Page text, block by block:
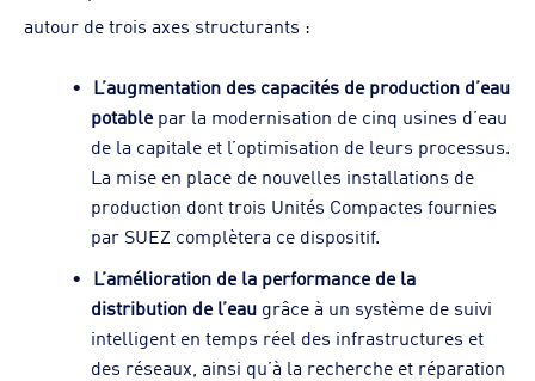
autour de trois axes structurants :
L’augmentation des capacités de production d’eau
potablepar la modernisation de cinq usines d’eau
de la capitale et l’optimisation de leurs processus.
La mise en place de nouvelles installations de
production dont trois Unités Compactes fournies
par SUEZ complètera ce dispositif.
L’amélioration de la performance de la
distribution de l’eau grâce à un système de suivi
intelligent en temps réel des infrastructures et
des réseaux, ainsi qu’à la recherche et réparation